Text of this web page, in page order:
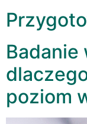
Badanie
poziom